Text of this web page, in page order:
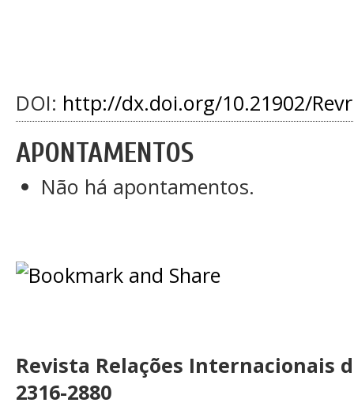
DOI: http://dx.doi.org/10.21902/
APONTAMENTOS
Não há apontamentos.
Revista Relações Internacionais
2316-2880